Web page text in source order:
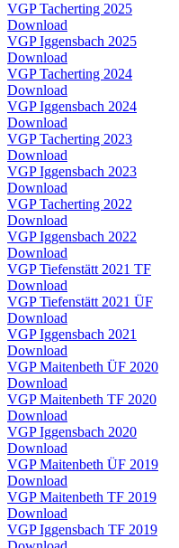
VGP Tacherting 2025
Download
VGP Iggensbach 2025
Download
VGP Tacherting 2024
Download
VGP Iggensbach 2024
Download
VGP Tacherting 2023
Download
VGP Iggensbach 2023
Download
VGP Tacherting 2022
Download
VGP Iggensbach 2022
Download
VGP Tiefenstätt 2021 TF
Download
VGP Tiefenstätt 2021 ÜF
Download
VGP Iggensbach 2021
Download
VGP Maitenbeth ÜF 2020
Download
VGP Maitenbeth TF 2020
Download
VGP Iggensbach 2020
Download
VGP Maitenbeth ÜF 2019
Download
VGP Maitenbeth TF 2019
Download
VGP Iggensbach TF 2019